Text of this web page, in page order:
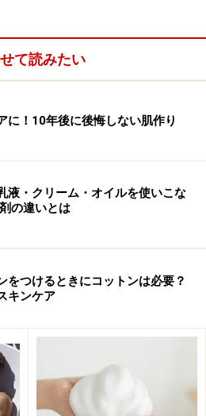
真理さん。自ら鍼灸師として手
も全く経験がないし、そもそも
の？」「年配者向けの治療法な
があるの？」等と考える人も少
だ、実際に整体やマッサージに
どくなかなかコリや痛みが解消
められることがよくあるのも事
て読みたい
に！10年後に後悔しない肌作り
液・クリーム・オイルを使いこな
の違いとは
をつけるときにコットンは必要？
キンケア